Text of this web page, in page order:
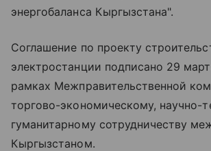
энергобаланса Кыргызстана".
Соглашение по проекту
электростанции подписано 29
рамках Межправительственной
торгово-экономическому, научно-
гуманитарному сотрудничеству
Кыргызстаном.